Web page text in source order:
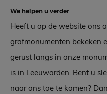
We helpen u verder
Heeft u op de website ons
grafmonumenten bekeken
gerust langs in onze
is in Leeuwarden. Bent u
naar ons toe te komen?